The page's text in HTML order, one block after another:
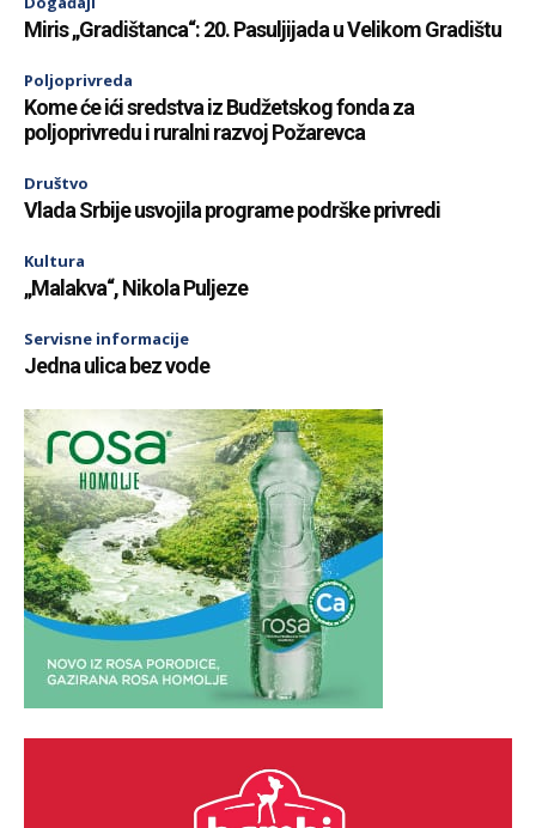
Miris „Gradištanca“: 20. Pasuljijada u Velikom Gradištu
Poljoprivreda
Kome će ići sredstva iz Budžetskog fonda za
poljoprivredu i ruralni razvoj Požarevca
Društvo
Vlada Srbije usvojila programe podrške privredi
Kultura
„Malakva“, Nikola Puljeze
Servisne informacije
Jedna ulica bez vode